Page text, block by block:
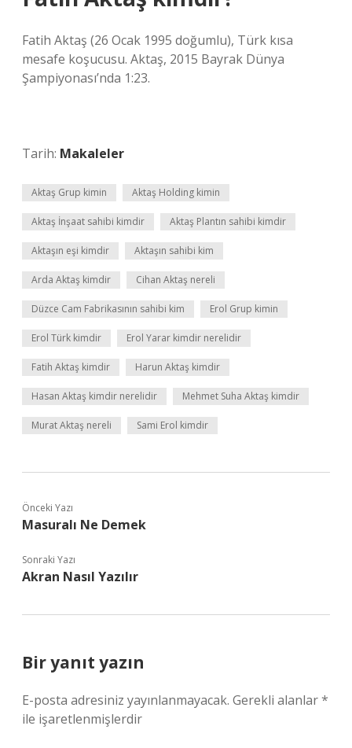
Fatih Aktaş (26 Ocak 1995 doğumlu), Türk kısa
mesafe koşucusu. Aktaş, 2015 Bayrak Dünya
Şampiyonası’nda 1:23.
Tarih: Makaleler
Aktaş Grup kimin Aktaş Holding kimin
Aktaş İnşaat sahibi kimdir Aktaş Plantın sahibi kimdir
Aktaşın eşi kimdir Aktaşın sahibi kim
Arda Aktaş kimdir Cihan Aktaş nereli
Düzce Cam Fabrikasının sahibi kim Erol Grup kimin
Erol Türk kimdir Erol Yarar kimdir nerelidir
Fatih Aktaş kimdir Harun Aktaş kimdir
Hasan Aktaş kimdir nerelidir Mehmet Suha Aktaş kimdir
Murat Aktaş nereli Sami Erol kimdir
Önceki Yazı
Masuralı Ne Demek
Sonraki Yazı
Akran Nasıl Yazılır
Bir yanıt yazın
E-posta adresiniz yayınlanmayacak. Gerekli alanlar*
ile işaretlenmişlerdir